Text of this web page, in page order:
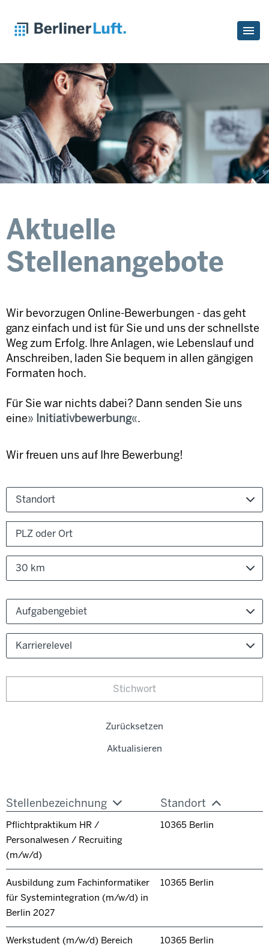
Aktuelle
Stellenangebote
Wir bevorzugen Online-Bewerbungen - das geht
ganz einfach und ist für Sie und uns der schnellste
Weg zum Erfolg. Ihre Anlagen, wie Lebenslauf und
Anschreiben, laden Sie bequem in allen gängigen
Formaten hoch.
Für Sie war nichts dabei? Dann senden Sie uns
eine
Initiativbewerbung .
Wir freuen uns auf Ihre Bewerbung!
Standort
30 km
Aufgabengebiet
Karrierelevel
Zurücksetzen
Aktualisieren
Stellenbezeichnung Standort
Pflichtpraktikum HR /
Personalwesen / Recruiting
(m/w/d)
10365 Berlin
Ausbildung zum Fachinformatiker
für Systemintegration (m/w/d) in
Berlin 2027
10365 Berlin
Werkstudent (m/w/d) Bereich
10365 Berlin